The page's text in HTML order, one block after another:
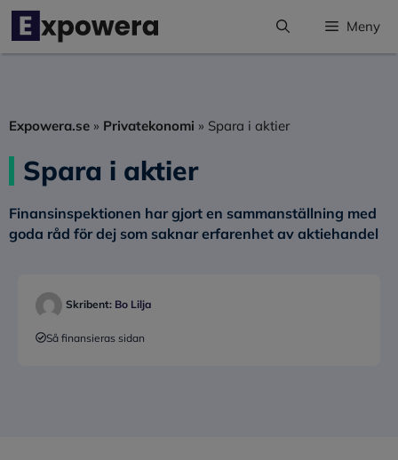
Hoppa
innehåll
Meny
Expowera.se » Privatekonomi » Spara i aktier
Spara i aktier
Finansinspektionen har gjort en sammanställning med
goda råd för dej som saknar erfarenhet av aktiehandel
Skribent: Bo Lilja
Så finansieras sidan